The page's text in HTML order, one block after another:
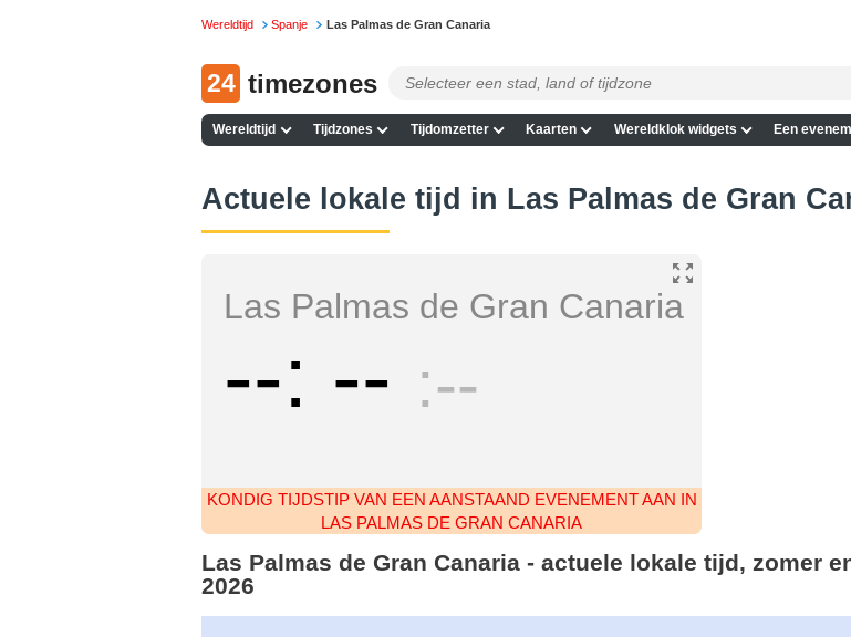
Wereldtijd Spanje Las Palmas de Gran Canaria
24 timezones
Wereldtijd Tijdzones Tijdomzetter Kaarten Wereldklok widgets Een
Actuele lokale tijd in Las Palmas de Gran
Las Palmas de Gran Canaria
-- -- --
KONDIG TIJDSTIP VAN EEN AANSTAAND EVENEMENT AAN IN
LAS PALMAS DE GRAN CANARIA
Las Palmas de Gran Canaria - actuele lokale tijd, zomer
2026